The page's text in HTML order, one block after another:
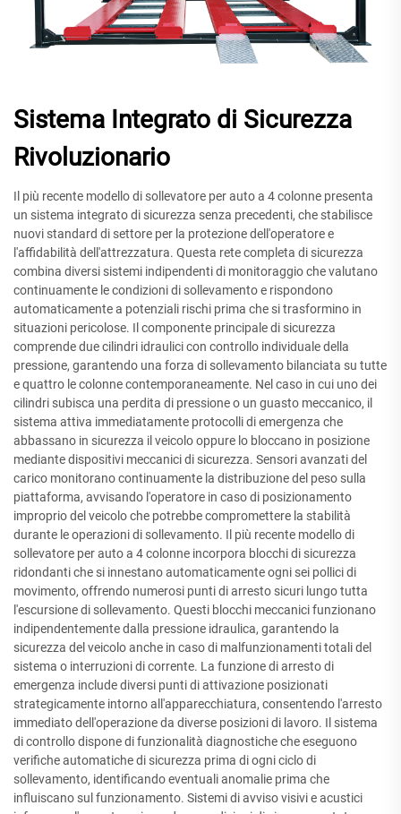
Sistema Integrato di Sicurezza
Rivoluzionario
Il più recente modello di sollevatore per auto a 4 colonne presenta
un sistema integrato di sicurezza senza precedenti, che stabilisce
nuovi standard di settore per la protezione dell'operatore e
l'affidabilità dell'attrezzatura. Questa rete completa di sicurezza
combina diversi sistemi indipendenti di monitoraggio che valutano
continuamente le condizioni di sollevamento e rispondono
automaticamente a potenziali rischi prima che si trasformino in
situazioni pericolose. Il componente principale di sicurezza
comprende due cilindri idraulici con controllo individuale della
pressione, garantendo una forza di sollevamento bilanciata su tutte
e quattro le colonne contemporaneamente. Nel caso in cui uno dei
cilindri subisca una perdita di pressione o un guasto meccanico, il
sistema attiva immediatamente protocolli di emergenza che
abbassano in sicurezza il veicolo oppure lo bloccano in posizione
mediante dispositivi meccanici di sicurezza. Sensori avanzati del
carico monitorano continuamente la distribuzione del peso sulla
piattaforma, avvisando l'operatore in caso di posizionamento
improprio del veicolo che potrebbe compromettere la stabilità
durante le operazioni di sollevamento. Il più recente modello di
sollevatore per auto a 4 colonne incorpora blocchi di sicurezza
ridondanti che si innestano automaticamente ogni sei pollici di
movimento, offrendo numerosi punti di arresto sicuri lungo tutta
l'escursione di sollevamento. Questi blocchi meccanici funzionano
indipendentemente dalla pressione idraulica, garantendo la
sicurezza del veicolo anche in caso di malfunzionamenti totali del
sistema o interruzioni di corrente. La funzione di arresto di
emergenza include diversi punti di attivazione posizionati
strategicamente intorno all'apparecchiatura, consentendo l'arresto
immediato dell'operazione da diverse posizioni di lavoro. Il sistema
di controllo dispone di funzionalità diagnostiche che eseguono
verifiche automatiche di sicurezza prima di ogni ciclo di
sollevamento, identificando eventuali anomalie prima che
influiscano sul funzionamento. Sistemi di avviso visivi e acustici